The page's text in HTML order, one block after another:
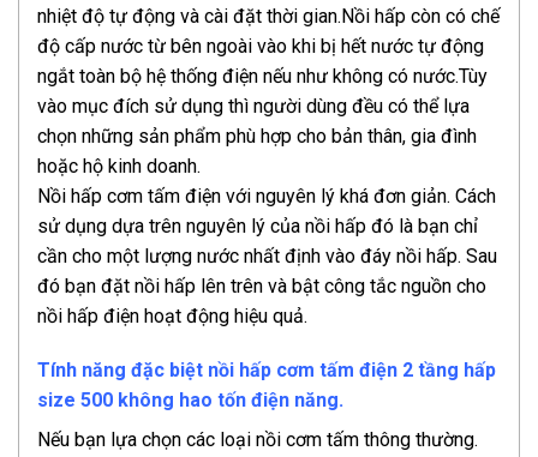
nhiệt độ tự động và cài đặt thời gian.Nồi hấp còn có chế
độ cấp nước từ bên ngoài vào khi bị hết nước tự động
ngắt toàn bộ hệ thống điện nếu như không có nước.Tùy
vào mục đích sử dụng thì người dùng đều có thể lựa
chọn những sản phẩm phù hợp cho bản thân, gia đình
hoặc hộ kinh doanh.
Nồi hấp cơm tấm điện với nguyên lý khá đơn giản. Cách
sử dụng dựa trên nguyên lý của nồi hấp đó là bạn chỉ
cần cho một lượng nước nhất định vào đáy nồi hấp. Sau
đó bạn đặt nồi hấp lên trên và bật công tắc nguồn cho
nồi hấp điện hoạt động hiệu quả.
Tính năng đặc biệt nồi hấp cơm tấm điện 2 tầng hấp
size 500 không hao tốn điện năng.
Nếu bạn lựa chọn các loại nồi cơm tấm thông thường.